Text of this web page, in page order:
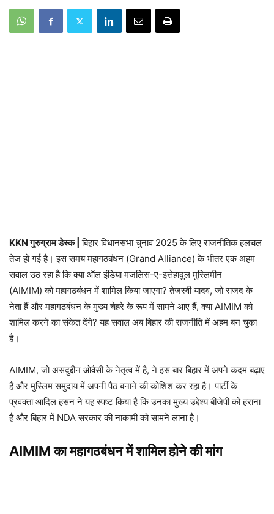
KKN गुरुग्राम डेस्क |बिहार विधानसभा चुनाव 2025 के लिए राजनीतिक हलचल
तेज हो गई है। इस समय महागठबंधन (Grand Alliance) के भीतर एक अहम
सवाल उठ रहा है कि क्या ऑल इंडिया मजलिस-ए-इत्तेहादुल मुस्लिमीन
(AIMIM) को महागठबंधन में शामिल किया जाएगा? तेजस्वी यादव, जो राजद के
नेता हैं और महागठबंधन के मुख्य चेहरे के रूप में सामने आए हैं, क्या AIMIM को
शामिल करने का संकेत देंगे? यह सवाल अब बिहार की राजनीति में अहम बन चुका
है।
AIMIM, जो असदुद्दीन ओवैसी के नेतृत्व में है, ने इस बार बिहार में अपने कदम बढ़ाए
हैं और मुस्लिम समुदाय में अपनी पैठ बनाने की कोशिश कर रहा है। पार्टी के
प्रवक्ता आदिल हसन ने यह स्पष्ट किया है कि उनका मुख्य उद्देश्य बीजेपी को हराना
है और बिहार में NDA सरकार की नाकामी को सामने लाना है।
AIMIM का महागठबंधन में शामिल होने की मांग